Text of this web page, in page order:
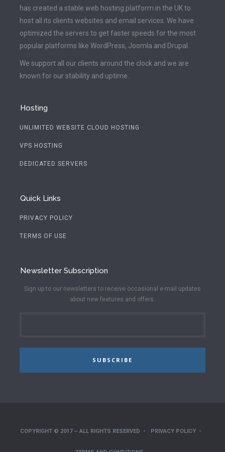
has created a stable web hosting platform in the UK to
host all its clients websites and email services. We have
optimized the servers to get faster speeds for the most
popular platforms like WordPress, Joomla and Drupal.
We support all our clients around the clock and we are
known for our stability and uptime.
Hosting
UNLIMITED WEBSITE CLOUD HOSTING
VPS HOSTING
DEDICATED SERVERS
Quick Links
PRIVACY POLICY
TERMS OF USE
Newsletter Subscription
Sign up to our newsletters to receive occasional e-mail updates
about new features and offers.
SUBSCRIBE
COPYRIGHT © 2017 – ALL RIGHTS RESERVED PRIVACY POLICY